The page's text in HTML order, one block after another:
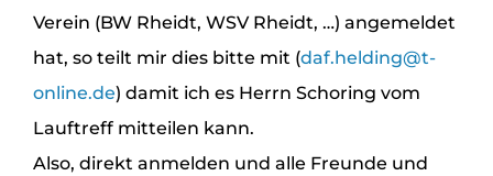
Verein (BW Rheidt, WSV Rheidt, …) angemeldet
hat, so teilt mir dies bitte mit (daf.helding@t-
online.de) damit ich es Herrn Schoring vom
Lauftreff mitteilen kann.
Also, direkt anmelden und alle Freunde und